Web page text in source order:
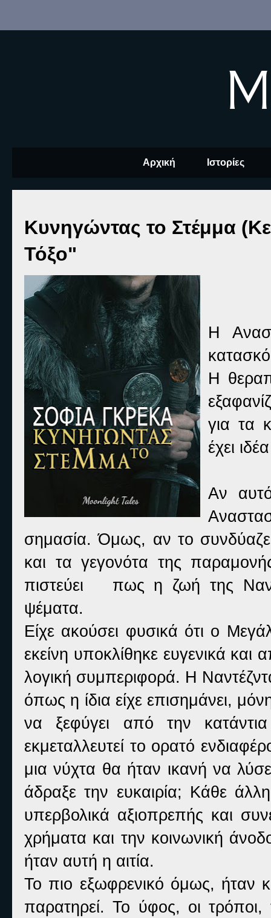
Αρχική Ιστορίες
Κυνηγώντας το Στέμμα
Τόξο"
Η
Η
για τα
έχει
Αν
σημασία. Όμως, αν το
και τα γεγονότα της
πιστεύει πως η ζωή της
ψέματα.
Είχε ακούσει φυσικά ότι ο
εκείνη υποκλίθηκε ευγενικά
λογική συμπεριφορά. Η
όπως η ίδια είχε επισημάνει,
να ξεφύγει από την
εκμεταλλευτεί το ορατό
μια νύχτα θα ήταν ικανή να
άδραξε την ευκαιρία; Κάθε
υπερβολικά αξιοπρεπής και
χρήματα και την κοινωνική
ήταν αυτή η αιτία.
Το πιο εξωφρενικό όμως, ήταν
παρατηρεί. Το ύφος, οι